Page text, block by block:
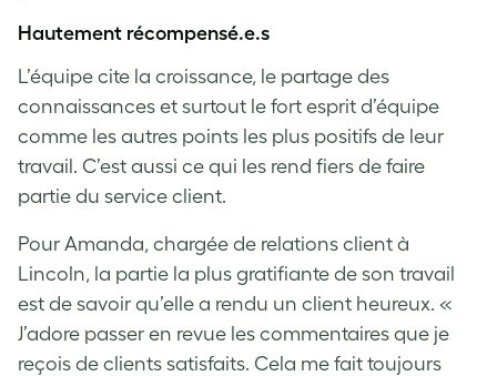
Hautement récompensé.e.s
L’équipe cite la croissance, le partage des
connaissances et surtout le fort esprit d’équipe
comme les autres points les plus positifs de leur
travail. C’est aussi ce qui les rend fiers de faire
partie du service client.
Pour Amanda, chargée de relations client à
Lincoln, la partie la plus gratifiante de son travail
est de savoir qu’elle a rendu un client heureux. «
J’adore passer en revue les commentaires que je
reçois de clients satisfaits. Cela me fait toujours